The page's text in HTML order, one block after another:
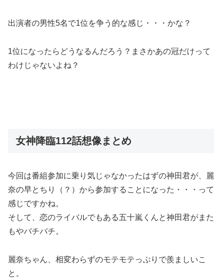
出演者の男性5名で1位を争う的な感じ・・・かな？
1位になったらどうなるんだろう？まさかあの冠だけって
わけじゃないよね？
女神降臨112話想像まとめ
今回は番組参加に乗り気じゃなかったはずの神田君が、麗
奈の早とちり（？）から参加することになった・・・って
感じですかね。
そして、恋のライバルでもある五十嵐くんと神田君がまた
もやバチバチ。
麗奈ちゃん、相変わらずのモテモテっぷりで羨ましいこ
と。